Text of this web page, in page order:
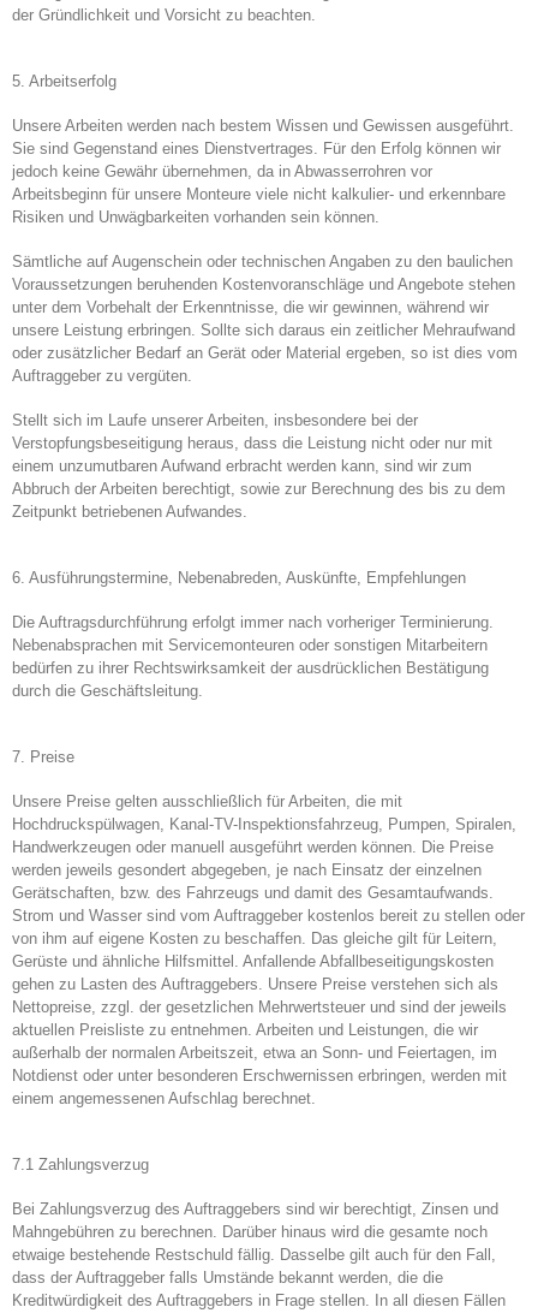
der Gründlichkeit und Vorsicht zu beachten.
5. Arbeitserfolg
Unsere Arbeiten werden nach bestem Wissen und Gewissen ausgeführt.
Sie sind Gegenstand eines Dienstvertrages. Für den Erfolg können wir
jedoch keine Gewähr übernehmen, da in Abwasserrohren vor
Arbeitsbeginn für unsere Monteure viele nicht kalkulier- und erkennbare
Risiken und Unwägbarkeiten vorhanden sein können.
Sämtliche auf Augenschein oder technischen Angaben zu den baulichen
Voraussetzungen beruhenden Kostenvoranschläge und Angebote stehen
unter dem Vorbehalt der Erkenntnisse, die wir gewinnen, während wir
unsere Leistung erbringen. Sollte sich daraus ein zeitlicher Mehraufwand
oder zusätzlicher Bedarf an Gerät oder Material ergeben, so ist dies vom
Auftraggeber zu vergüten.
Stellt sich im Laufe unserer Arbeiten, insbesondere bei der
Verstopfungsbeseitigung heraus, dass die Leistung nicht oder nur mit
einem unzumutbaren Aufwand erbracht werden kann, sind wir zum
Abbruch der Arbeiten berechtigt, sowie zur Berechnung des bis zu dem
Zeitpunkt betriebenen Aufwandes.
6. Ausführungstermine, Nebenabreden, Auskünfte, Empfehlungen
Die Auftragsdurchführung erfolgt immer nach vorheriger Terminierung.
Nebenabsprachen mit Servicemonteuren oder sonstigen Mitarbeitern
bedürfen zu ihrer Rechtswirksamkeit der ausdrücklichen Bestätigung
durch die Geschäftsleitung.
7. Preise
Unsere Preise gelten ausschließlich für Arbeiten, die mit
Hochdruckspülwagen, Kanal-TV-Inspektionsfahrzeug, Pumpen, Spiralen,
Handwerkzeugen oder manuell ausgeführt werden können. Die Preise
werden jeweils gesondert abgegeben, je nach Einsatz der einzelnen
Gerätschaften, bzw. des Fahrzeugs und damit des Gesamtaufwands.
Strom und Wasser sind vom Auftraggeber kostenlos bereit zu stellen oder
von ihm auf eigene Kosten zu beschaffen. Das gleiche gilt für Leitern,
Gerüste und ähnliche Hilfsmittel. Anfallende Abfallbeseitigungskosten
gehen zu Lasten des Auftraggebers. Unsere Preise verstehen sich als
Nettopreise, zzgl. der gesetzlichen Mehrwertsteuer und sind der jeweils
aktuellen Preisliste zu entnehmen. Arbeiten und Leistungen, die wir
außerhalb der normalen Arbeitszeit, etwa an Sonn- und Feiertagen, im
Notdienst oder unter besonderen Erschwernissen erbringen, werden mit
einem angemessenen Aufschlag berechnet.
7.1 Zahlungsverzug
Bei Zahlungsverzug des Auftraggebers sind wir berechtigt, Zinsen und
Mahngebühren zu berechnen. Darüber hinaus wird die gesamte noch
etwaige bestehende Restschuld fällig. Dasselbe gilt auch für den Fall,
dass der Auftraggeber falls Umstände bekannt werden, die die
Kreditwürdigkeit des Auftraggebers in Frage stellen. In all diesen Fällen